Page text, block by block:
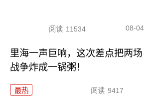
阅读 11534 08-04
里海一声巨响，这次差点把两场
战争炸成一锅粥！
最热 阅读 9417